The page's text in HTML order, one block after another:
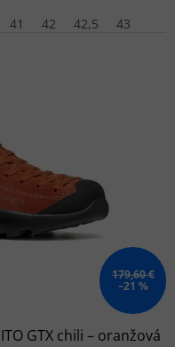
41 42 42,5 43
179,60 €
–21 %
GTX chili – oranžová